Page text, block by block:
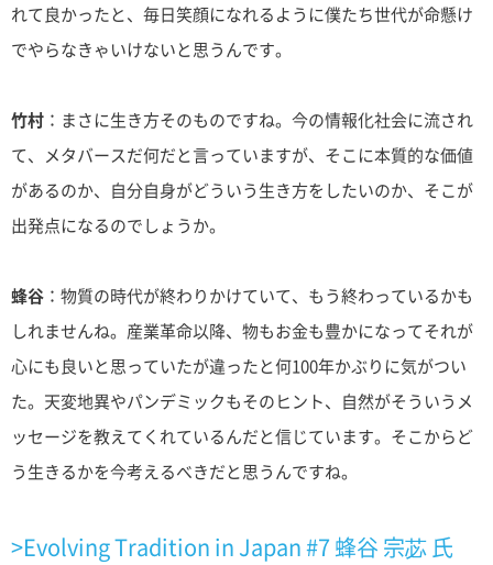
れて良かったと、毎日笑顔になれるように僕たち世代が命懸け
でやらなきゃいけないと思うんです。
竹村 ：まさに生き方そのものですね。今の情報化社会に流され
て、メタバースだ何だと言っていますが、そこに本質的な価値
があるのか、自分自身がどういう生き方をしたいのか、そこが
出発点になるのでしょうか。
蜂谷 ：物質の時代が終わりかけていて、もう終わっているかも
しれませんね。産業革命以降、物もお金も豊かになってそれが
心にも良いと思っていたが違ったと何100年かぶりに気がつい
た。天変地異やパンデミックもそのヒント、自然がそういうメ
ッセージを教えてくれているんだと信じています。そこからど
う生きるかを今考えるべきだと思うんですね。
>Evolving Tradition in Japan #7 蜂谷 宗苾 氏